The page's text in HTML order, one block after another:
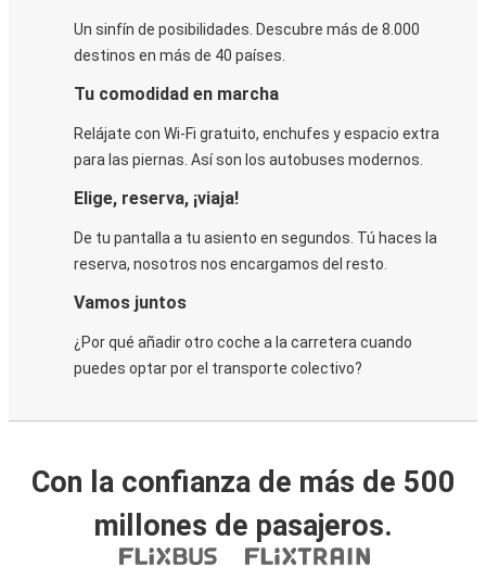
Un sinfín de posibilidades. Descubre más de 8.000
destinos en más de 40 países.
Tu comodidad en marcha
Relájate con Wi-Fi gratuito, enchufes y espacio extra
para las piernas. Así son los autobuses modernos.
Elige, reserva, ¡viaja!
De tu pantalla a tu asiento en segundos. Tú haces la
reserva, nosotros nos encargamos del resto.
Vamos juntos
¿Por qué añadir otro coche a la carretera cuando
puedes optar por el transporte colectivo?
Con la confianza de más de 500
millones de pasajeros.